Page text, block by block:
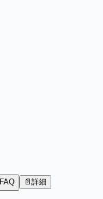
FAQ 📄 詳細